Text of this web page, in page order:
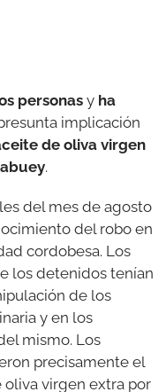
personas y ha
implicación
de oliva virgen
.
del mes de agosto
del robo en
cordobesa. Los
los detenidos tenían
de los
y en los
mismo. Los
precisamente el
virgen extra por